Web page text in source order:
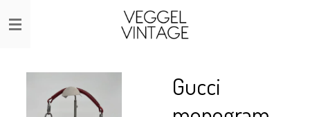
Ga
direct
hoofdinhoud
Gucci